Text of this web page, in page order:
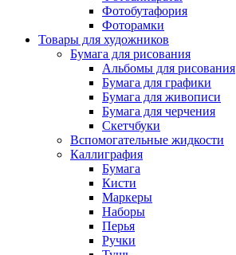
Фотобутафория
Фоторамки
Товары для художников
Бумага для рисования
Альбомы для рисования
Бумага для графики
Бумага для живописи
Бумага для черчения
Скетчбуки
Вспомогательные жидкости
Каллиграфия
Бумага
Кисти
Маркеры
Наборы
Перья
Ручки